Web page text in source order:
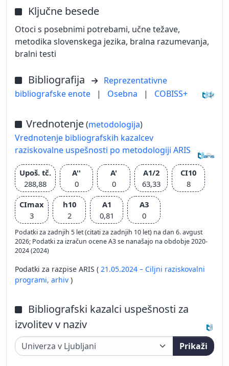
Ključne besede
Otoci s posebnimi potrebami, učne težave,
metodika slovenskega jezika, bralna razumevanja,
bralni testi
Bibliografija
Reprezentativne
bibliografske enote
| Osebna | COBISS+
Vrednotenje(metodologija)
Vrednotenje bibliografskih kazalcev
raziskovalne uspešnosti po metodologiji ARIS
Upoš. tč.
288,88
A''
0
A'
0
A1/2
63,33
CI10
8
CImax
3
h10
2
A1
0,81
A3
0
Podatki za zadnjih 5 let (citati za zadnjih 10 let) na dan 6. avgust
2026; Podatki za izračun ocene A3 se nanašajo na obdobje 2020-
2024 (2024)
Podatki za razpise ARIS ( 21.05.2024 – Ciljni raziskovalni
programi, arhiv )
Bibliografski kazalci uspešnosti za
izvolitev v naziv
Prikaži